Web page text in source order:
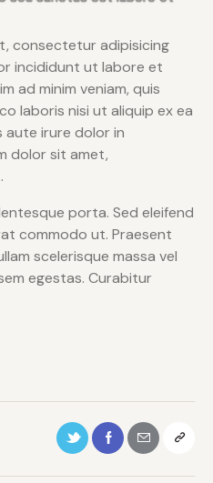
consectetur adipisicing
incididunt ut labore et
ad minim veniam, quis
laboris nisi ut aliquip ex ea
aute irure dolor in
dolor sit amet,
porta. Sed eleifend
commodo ut. Praesent
scelerisque massa vel
egestas. Curabitur